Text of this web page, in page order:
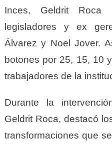
Inces, Geldrit
legisladores y ex
Álvarez y Noel Jover.
botones por 25, 15, 10
trabajadores de la
Durante la
Geldrit Roca, destacó
transformaciones que